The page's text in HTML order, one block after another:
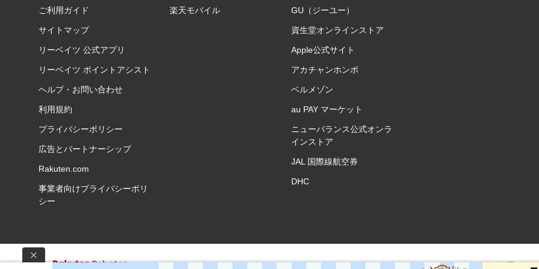
ご利用ガイド
サイトマップ
リーベイツ 公式アプリ
リーベイツ ポイントアシスト
ヘルプ・お問い合わせ
利用規約
プライバシーポリシー
広告とパートナーシップ
Rakuten.com
事業者向けプライバシーポリ
シー
楽天モバイル GU（ジーユー）
資生堂オンラインストア
Apple公式サイト
アカチャンホンポ
ベルメゾン
au PAY マーケット
ニューバランス公式オンラ
インストア
JAL 国際線航空券
DHC
楽天ポイ